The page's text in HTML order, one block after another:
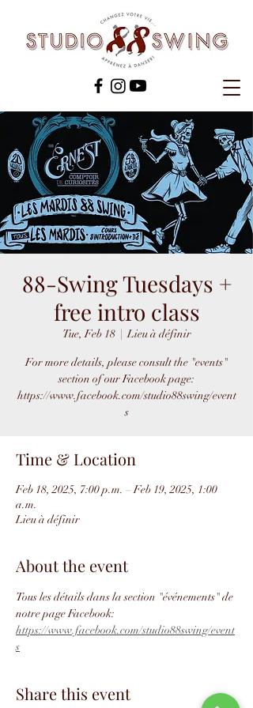
88-Swing Tuesdays +
free intro class
Tue, Feb 18
  |
Lieu à définir
For more details, please consult the "events"
section of our Facebook page:
https://www.facebook.com/studio88swing/event
s
Time & Location
Feb 18, 2025, 7:00 p.m. – Feb 19, 2025, 1:00
a.m.
Lieu à définir
About the event
Tous les détails dans la section "événements" de
notre page Facebook:
https://www.facebook.com/studio88swing/event
s
Share this event